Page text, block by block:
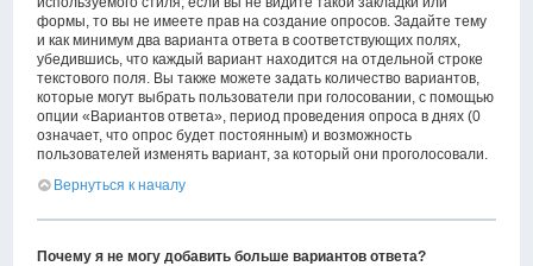
формы, то вы не имеете прав на создание опросов. Задайте тему
и как минимум два варианта ответа в соответствующих полях,
убедившись, что каждый вариант находится на отдельной строке
текстового поля. Вы также можете задать количество вариантов,
которые могут выбрать пользователи при голосовании, с помощью
опции «Вариантов ответа», период проведения опроса в днях (0
означает, что опрос будет постоянным) и возможность
пользователей изменять вариант, за который они проголосовали.
Вернуться к началу
Почему я не могу добавить больше вариантов ответа?